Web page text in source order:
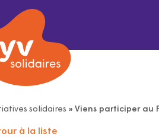
solidaires » Viens participer au
à la liste